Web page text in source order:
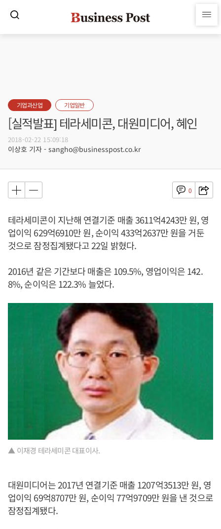
기업과산업 기업일반
[실적발표] 테라세미콘, 대원미디어, 혜인
2018-02-22 15:09:18
이상호 기자 - sangho@businesspost.co.kr
0
테라세미콘이 지난해 연결기준 매출 3611억4243만 원, 영
업이익 629억6910만 원, 순이익 433억2637만 원을 거둔
것으로 잠정집계됐다고 22일 밝혔다.
2016년 같은 기간보다 매출은 109.5%, 영업이익은 142.
8%, 순이익은 122.3% 늘었다.
▲ 이재경 테라세미콘 대표이사.
대원미디어는 2017년 연결기준 매출 1207억3513만 원, 영
업이익 69억8707만 원, 순이익 77억9709만 원을 낸 것으로
잠정집계됐다.